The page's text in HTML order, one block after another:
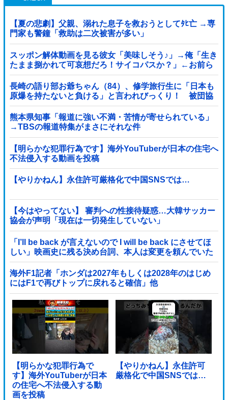
【夏の悲劇】父親、溺れた息子を救おうとしてﾀﾋ亡 →専
門家も警鐘「救助は二次被害が多い」
スッポン解体動画を見る彼女「美味しそう♪」→俺「生き
たまま捌かれて可哀想だろ！サイコパスか？」←お前ら
どっち？
長崎の語り部お爺ちゃん（84）、修学旅行生に「日本も
原爆を持たないと負ける」と言われびっくり！ 被団協
代表（85）も中学生に「核を持たないで日本...
熊本県知事「報道に強い不満・苦情が寄せられている」
→TBSの報道特集がまさにそれな件
【明らかな犯罪行為です】海外YouTuberが日本の住宅へ
不法侵入する動画を投稿
【やりかねん】永住許可厳格化で中国SNSでは…
【今はやってない】 審判への性接待疑惑…大韓サッカー
協会が声明「現在は一切発生していない」
「I’ll be back が言えないので I will be back にさせてほ
しい」映画史に残る決め台詞、本人は変更を頼んでいた
海外F1記者「ホンダは2027年もしくは2028年のはじめ
にはF1で再びトップに戻れると確信」他
【明らかな犯罪行為で
す】海外YouTuberが日本
の住宅へ不法侵入する動
画を投稿
【やりかねん】永住許可
厳格化で中国SNSでは…